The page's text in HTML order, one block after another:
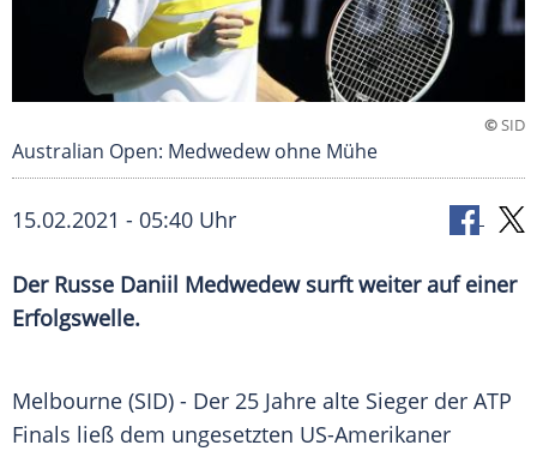
©SID
Australian Open: Medwedew ohne Mühe
15.02.2021 - 05:40 Uhr
Der Russe Daniil Medwedewsurft weiter auf einer
Erfolgswelle.
Melbourne (SID) - Der 25 Jahre alte Sieger der ATP
Finals ließ dem ungesetzten US-Amerikaner